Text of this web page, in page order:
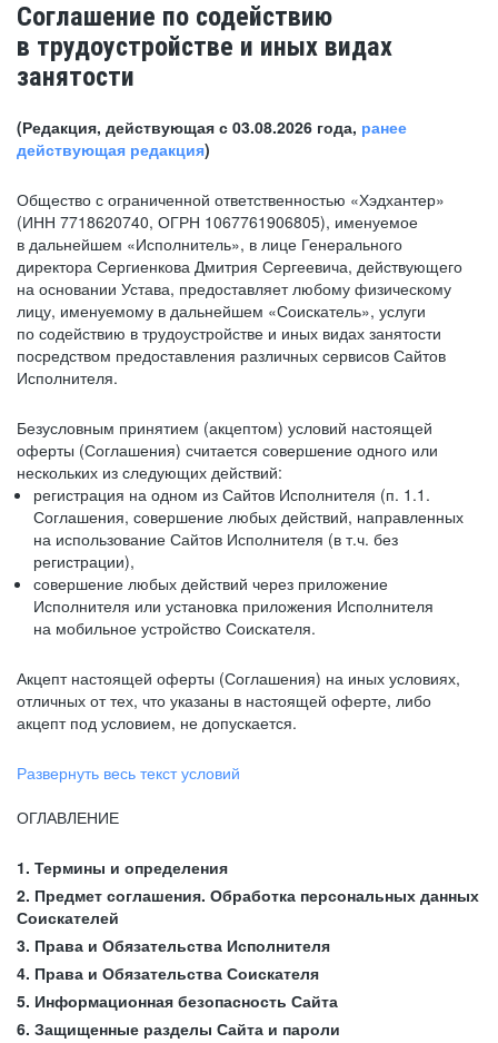
Соглашение по содействию
в трудоустройстве и иных видах
занятости
(Редакция, действующая с 03.08.2026 года, ранее
действующая редакция)
Общество с ограниченной ответственностью «Хэдхантер»
(ИНН 7718620740, ОГРН 1067761906805), именуемое
в дальнейшем «Исполнитель», в лице Генерального
директора Сергиенкова Дмитрия Сергеевича, действующего
на основании Устава, предоставляет любому физическому
лицу, именуемому в дальнейшем «Соискатель», услуги
по содействию в трудоустройстве и иных видах занятости
посредством предоставления различных сервисов Сайтов
Исполнителя.
Безусловным принятием (акцептом) условий настоящей
оферты (Соглашения) считается совершение одного или
нескольких из следующих действий:
регистрация на одном из Сайтов Исполнителя (п. 1.1.
Соглашения, совершение любых действий, направленных
на использование Сайтов Исполнителя (в т.ч. без
регистрации),
совершение любых действий через приложение
Исполнителя или установка приложения Исполнителя
на мобильное устройство Соискателя.
Акцепт настоящей оферты (Соглашения) на иных условиях,
отличных от тех, что указаны в настоящей оферте, либо
акцепт под условием, не допускается.
Развернуть весь текст условий
ОГЛАВЛЕНИЕ
1. Термины и определения
2. Предмет соглашения. Обработка персональных данных
Соискателей
3. Права и Обязательства Исполнителя
4. Права и Обязательства Соискателя
5. Информационная безопасность Сайта
6. Защищенные разделы Сайта и пароли